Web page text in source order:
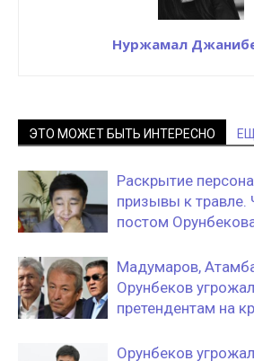
Нуржамал
ЭТО МОЖЕТ БЫТЬ ИНТЕРЕСНО
Раскрытие
призывы к травле.
постом
Мадумаров,
Орунбеков
претендентам на
Орунбеков